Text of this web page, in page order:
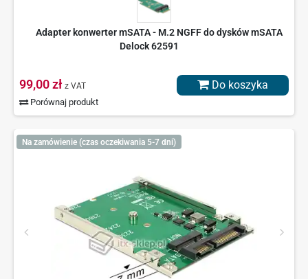
Adapter konwerter mSATA - M.2 NGFF do dysków mSATA
Delock 62591
99,00 zł z VAT
Porównaj produkt
Do koszyka
Na zamówienie (czas oczekiwania 5-7 dni)